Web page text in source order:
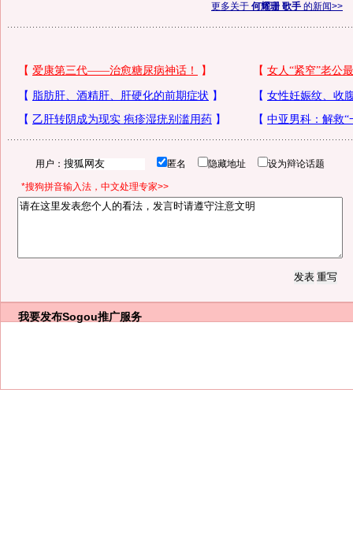
更多关于 何耀珊 歌手 的新闻>>
用户： 匿名 隐藏地址 设为辩论话题
*搜狗拼音输入法，中文处理专家>>
我要发布Sogou推广服务